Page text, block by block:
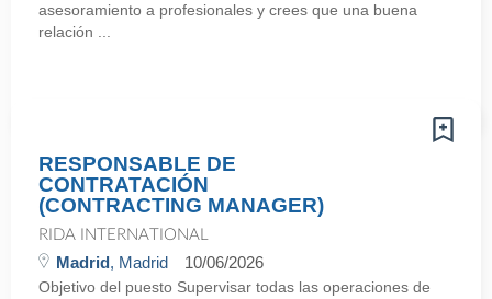
asesoramiento a profesionales y crees que una buena
relación ...
RESPONSABLE DE
CONTRATACIÓN
(CONTRACTING MANAGER)
RIDA INTERNATIONAL
Madrid, Madrid 10/06/2026
Objetivo del puesto Supervisar todas las operaciones de